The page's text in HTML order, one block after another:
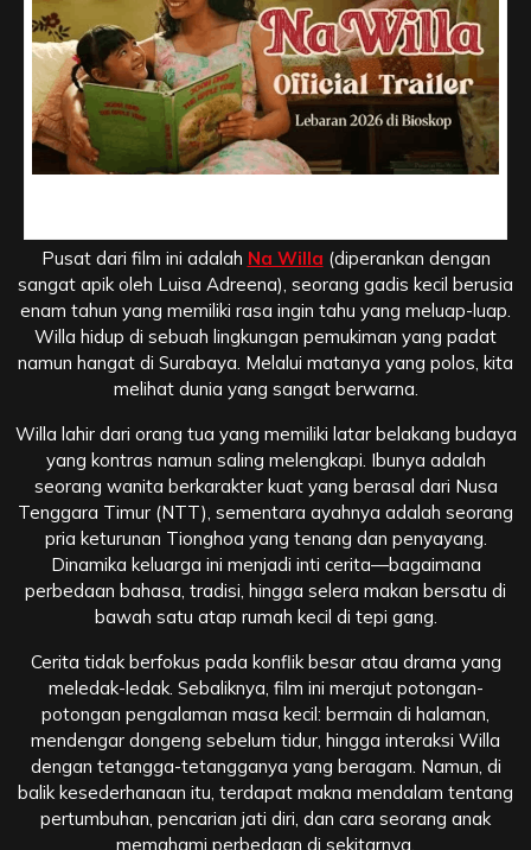
Pusat dari film ini adalah Na Willa (diperankan dengan
sangat apik oleh Luisa Adreena), seorang gadis kecil berusia
enam tahun yang memiliki rasa ingin tahu yang meluap-luap.
Willa hidup di sebuah lingkungan pemukiman yang padat
namun hangat di Surabaya. Melalui matanya yang polos, kita
melihat dunia yang sangat berwarna.
Willa lahir dari orang tua yang memiliki latar belakang budaya
yang kontras namun saling melengkapi. Ibunya adalah
seorang wanita berkarakter kuat yang berasal dari Nusa
Tenggara Timur (NTT), sementara ayahnya adalah seorang
pria keturunan Tionghoa yang tenang dan penyayang.
Dinamika keluarga ini menjadi inti cerita—bagaimana
perbedaan bahasa, tradisi, hingga selera makan bersatu di
bawah satu atap rumah kecil di tepi gang.
Cerita tidak berfokus pada konflik besar atau drama yang
meledak-ledak. Sebaliknya, film ini merajut potongan-
potongan pengalaman masa kecil: bermain di halaman,
mendengar dongeng sebelum tidur, hingga interaksi Willa
dengan tetangga-tetangganya yang beragam. Namun, di
balik kesederhanaan itu, terdapat makna mendalam tentang
pertumbuhan, pencarian jati diri, dan cara seorang anak
memahami perbedaan di sekitarnya.